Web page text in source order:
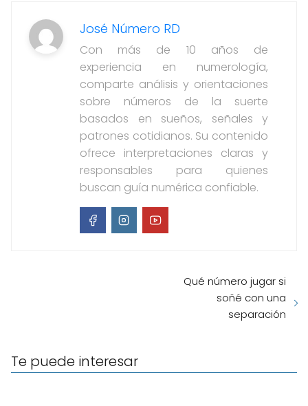
José Número RD
Con más de 10 años de
experiencia en numerología,
comparte análisis y orientaciones
sobre números de la suerte
basados en sueños, señales y
patrones cotidianos. Su contenido
ofrece interpretaciones claras y
responsables para quienes
buscan guía numérica confiable.
Qué número jugar si
soñé con una
separación
Te puede interesar